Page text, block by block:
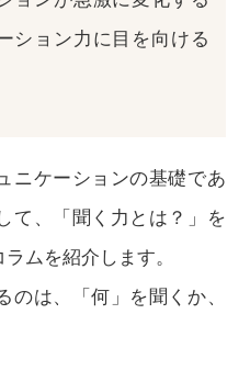
ション力に目を向ける
ニケーションの基礎であ
て、「聞く力とは？」を
ムを紹介します。
のは、「何」を聞くか、